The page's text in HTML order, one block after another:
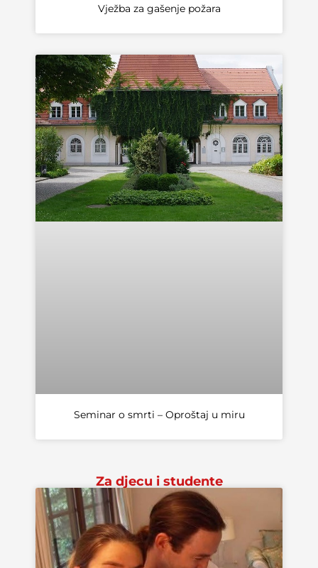
Vježba za gašenje požara
Seminar o smrti – Oproštaj u miru
Za djecu i studente